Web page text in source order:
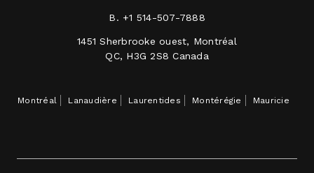
B. +1 514-507-7888
1451 Sherbrooke ouest, Montréal
QC, H3G 2S8 Canada
Montréal Lanaudière Laurentides Montérégie Mauricie